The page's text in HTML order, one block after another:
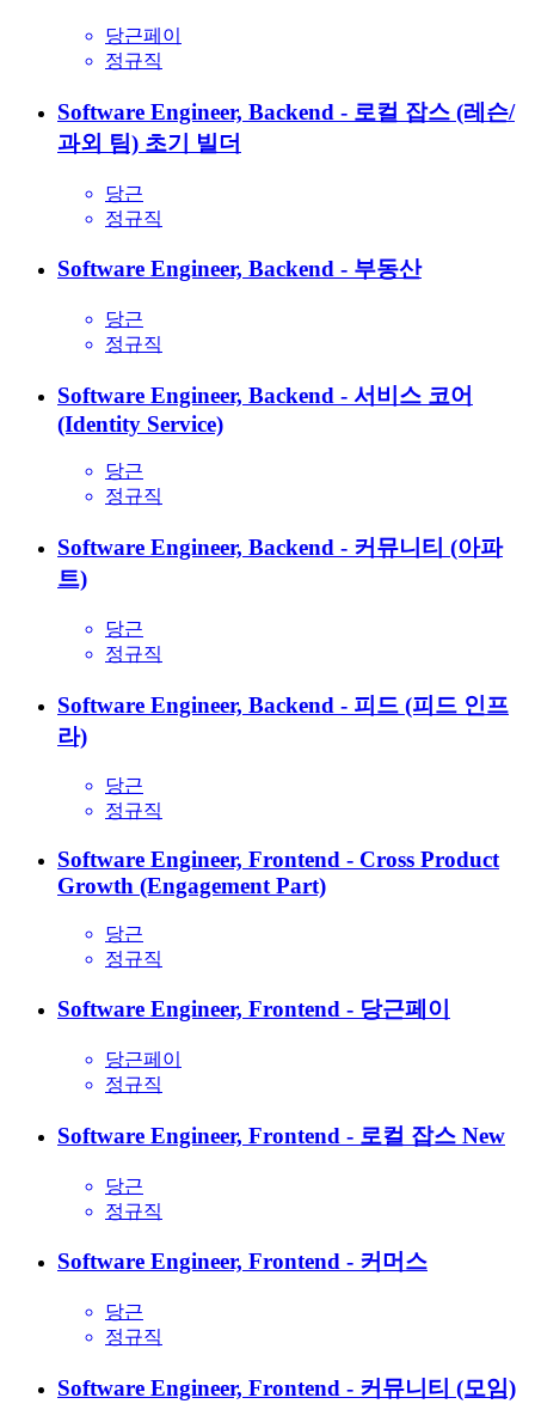
당근페이
정규직
Software Engineer, Backend - 로컬 잡스 (레슨/
과외 팀) 초기 빌더
당근
정규직
Software Engineer, Backend - 부동산
당근
정규직
Software Engineer, Backend - 서비스 코어
(Identity Service)
당근
정규직
Software Engineer, Backend - 커뮤니티 (아파
트)
당근
정규직
Software Engineer, Backend - 피드 (피드 인프
라)
당근
정규직
Software Engineer, Frontend - Cross Product
Growth (Engagement Part)
당근
정규직
Software Engineer, Frontend - 당근페이
당근페이
정규직
Software Engineer, Frontend - 로컬 잡스 New
당근
정규직
Software Engineer, Frontend - 커머스
당근
정규직
Software Engineer, Frontend - 커뮤니티 (모임)